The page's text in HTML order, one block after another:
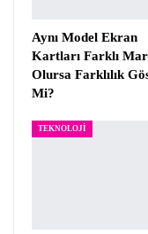
Aynı Model Ekran
Kartları Farklı
Olursa Farklılık
Mi?
TEKNOLOJI